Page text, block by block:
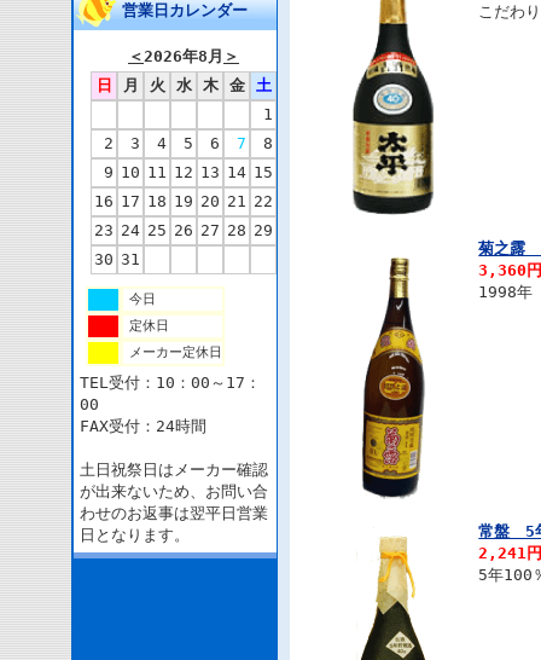
営業日カレンダー
＜2026年8月 ＞
日
月 火 水 木 金
土
1
2
3 4 5 6 7
8
9 10 11 12 13 14 15
16 17 18 19 20 21 22
23 24 25 26 27 28 29
30 31
今日
定休日
メーカー定休日
TEL受付：10：00～17：
00
FAX受付：24時間
土日祝祭日はメーカー確認
が出来ないため、お問い合
わせのお返事は翌平日営業
日となります。
こだわ
菊之露
3,360
1998年
常盤 5
2,241
5年100